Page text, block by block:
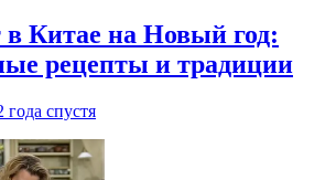
в Китае на Новый год:
рецепты и традиции
года спустя